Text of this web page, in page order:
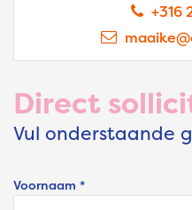
+316
Direct
Vul onderstaande
Voornaam *